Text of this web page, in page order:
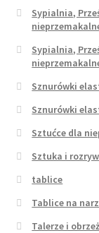
Sypialnia,
Sypialnia,
Sznurówki
Sznurówki
Sztućce dla
Sztuka i
tablice
Tablice na
Talerze i